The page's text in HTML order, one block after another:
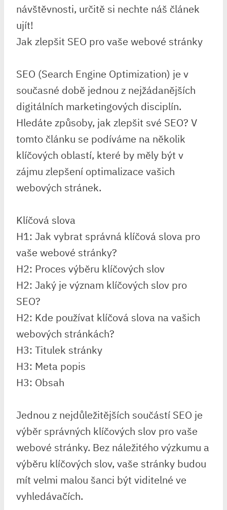
návštěvnosti, určitě si nechte náš článek
ujít!
Jak zlepšit SEO pro vaše webové stránky
SEO (Search Engine Optimization) je v
současné době jednou z nejžádanějších
digitálních marketingových disciplín.
Hledáte způsoby, jak zlepšit své SEO? V
tomto článku se podíváme na několik
klíčových oblastí, které by měly být v
zájmu zlepšení optimalizace vašich
webových stránek.
Klíčová slova
H1: Jak vybrat správná klíčová slova pro
vaše webové stránky?
H2: Proces výběru klíčových slov
H2: Jaký je význam klíčových slov pro
SEO?
H2: Kde používat klíčová slova na vašich
webových stránkách?
H3: Titulek stránky
H3: Meta popis
H3: Obsah
Jednou z nejdůležitějších součástí SEO je
výběr správných klíčových slov pro vaše
webové stránky. Bez náležitého výzkumu a
výběru klíčových slov, vaše stránky budou
mít velmi malou šanci být viditelné ve
vyhledávačích.